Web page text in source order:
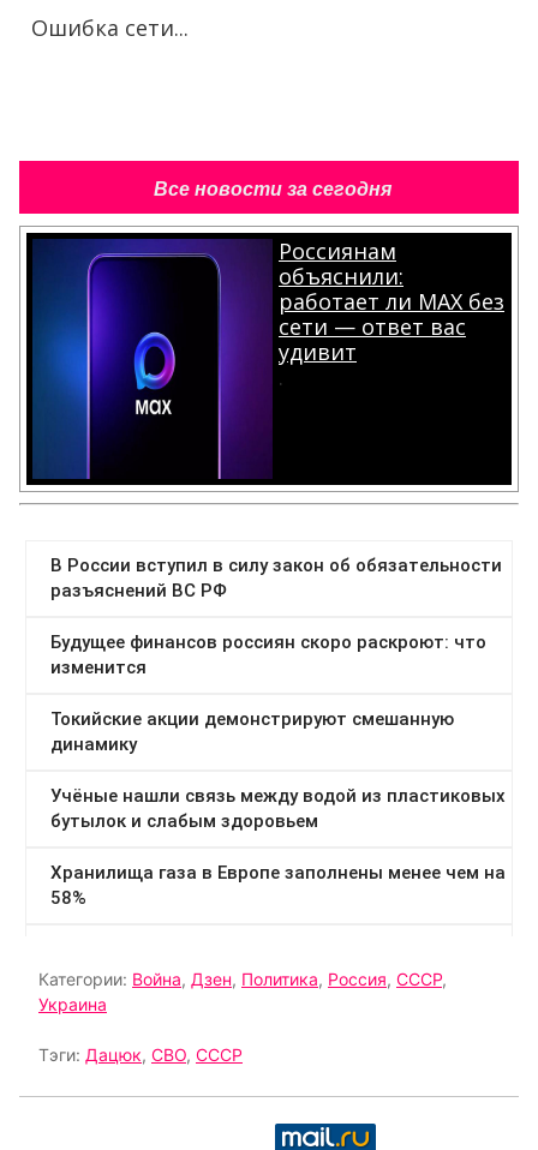
Ошибка сети...
Все новости за сегодня
Россиянам
объяснили:
работает ли MAX без
сети — ответ вас
удивит
.
Категории: Война, Дзен, Политика, Россия, СССР,
Украина
Тэги: Дацюк, СВО, СССР